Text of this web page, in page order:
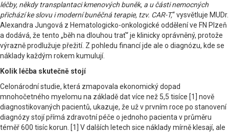
léčby, někdy transplantaci kmenových buněk, a u části nemocných
přichází ke slovu i moderní buněčná terapie, tzv. CAR-T,“ vysvětluje MUDr.
Alexandra Jungová z Hematologicko-onkologické oddělení ve FN Plzeň
a dodává, že tento „běh na dlouhou trať“ je klinicky oprávněný, protože
výrazně prodlužuje přežití. Z pohledu financí jde ale o diagnózu, kde se
náklady každým rokem kumulují.
Kolik léčba skutečně stojí
Celonárodní studie, která zmapovala ekonomický dopad
mnohočetného myelomu na základě dat více než 5,5 tisíce [1] nově
diagnostikovaných pacientů, ukazuje, že už v prvním roce po stanovení
diagnózy stojí přímá zdravotní péče o jednoho pacienta v průměru
téměř 600 tisíc korun. [1] V dalších letech sice náklady mírně klesají, ale